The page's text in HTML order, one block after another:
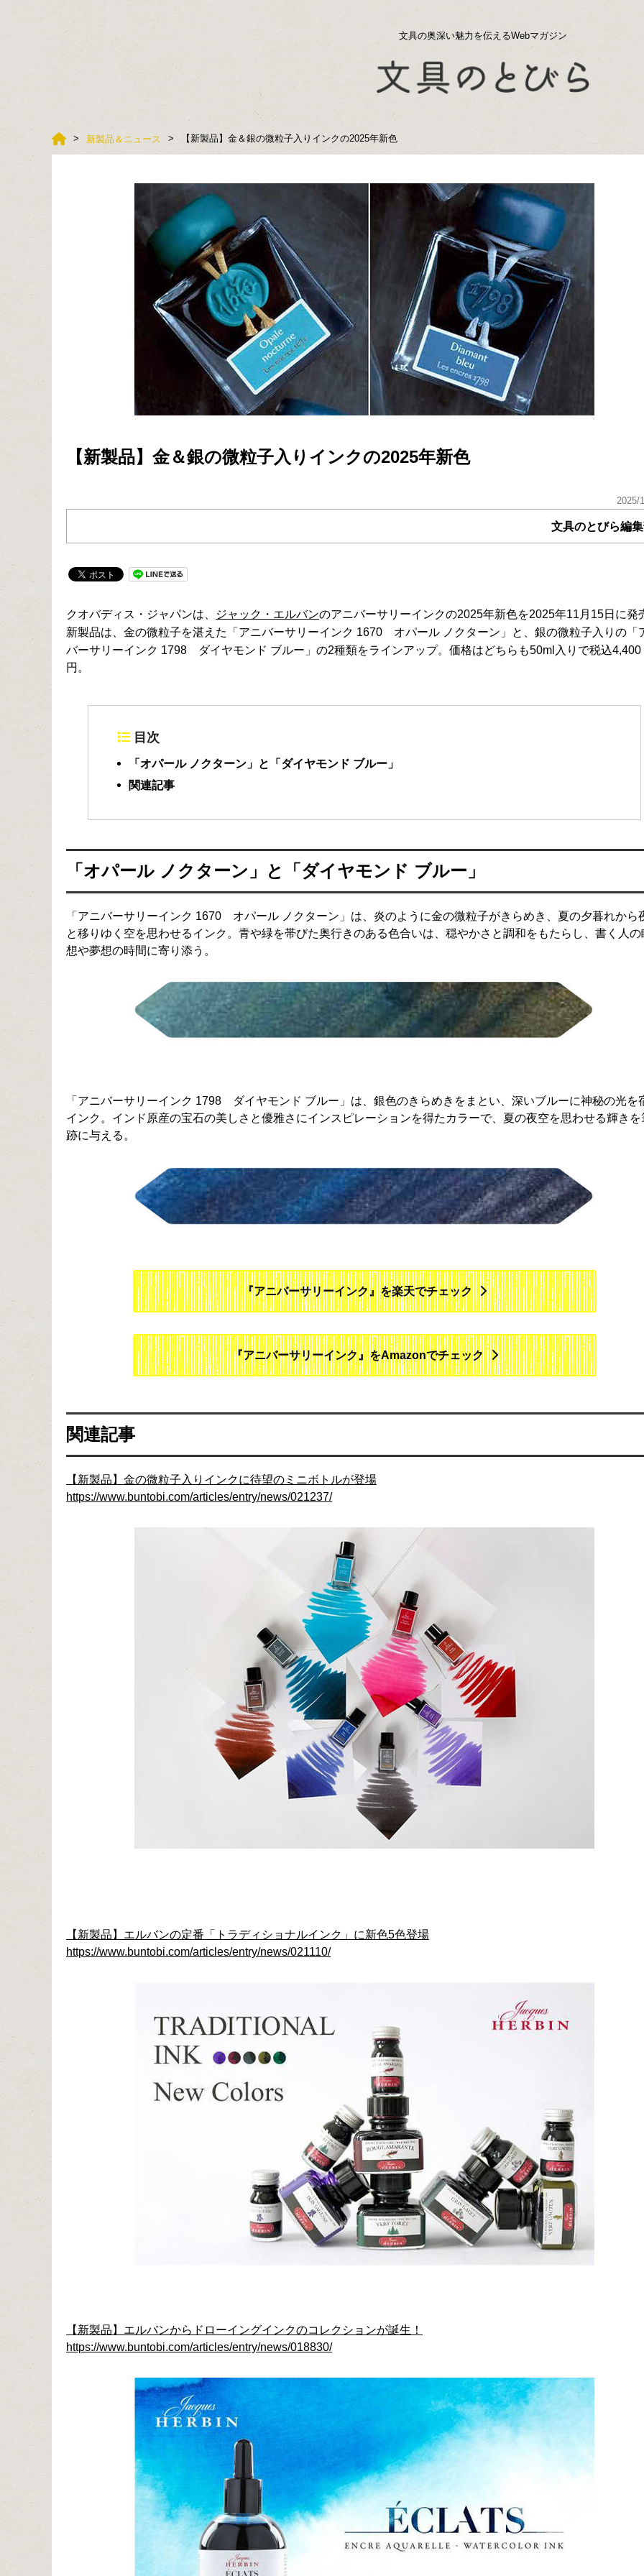
文具の奥深い魅力を伝えるWebマガジン
新製品＆ニュース 【新製品】金＆銀の微粒子入りインクの2025年新色
【新製品】金＆銀の微粒子入りインクの2025年新色
2025/
文具のとびら編
クオバディス・ジャパンは、 ジャック・エルバンのアニバーサリーインクの2025年新色を2025年11月15日に発
新製品は、金の微粒子を湛えた「アニバーサリーインク 1670 オパール ノクターン」と、銀の微粒子入りの「
バーサリーインク 1798 ダイヤモンド ブルー」の2種類をラインアップ。価格はどちらも50ml入りで税込4,400
円。
目次
「オパール ノクターン」と「ダイヤモンド ブルー」
関連記事
「オパール ノクターン」と「ダイヤモンド ブルー」
「アニバーサリーインク 1670 オパール ノクターン」は、炎のように金の微粒子がきらめき、夏の夕暮れから
と移りゆく空を思わせるインク。青や緑を帯びた奥行きのある色合いは、穏やかさと調和をもたらし、書く人の
想や夢想の時間に寄り添う。
「アニバーサリーインク 1798 ダイヤモンド ブルー」は、銀色のきらめきをまとい、深いブルーに神秘の光を
インク。インド原産の宝石の美しさと優雅さにインスピレーションを得たカラーで、夏の夜空を思わせる輝きを
跡に与える。
『アニバーサリーインク』を楽天でチェック
『アニバーサリーインク』をAmazonでチェック
関連記事
【新製品】金の微粒子入りインクに待望のミニボトルが登場
https://www.buntobi.com/articles/entry/news/021237/
【新製品】エルバンの定番「トラディショナルインク」に新色5色登場
https://www.buntobi.com/articles/entry/news/021110/
【新製品】エルバンからドローイングインクのコレクションが誕生！
https://www.buntobi.com/articles/entry/news/018830/